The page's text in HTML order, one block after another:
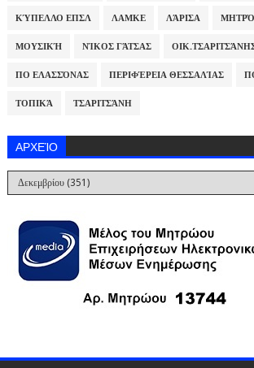
ΚΎΠΕΛΛΟ ΕΠΣΛ ΛΑΜΚΕ ΛΆΡΙΣΑ
ΜΟΥΣΙΚΉ ΝΊΚΟΣ ΓΆΤΣΑΣ
ΠΟ ΕΛΑΣΣΌΝΑΣ ΠΕΡΙΦΈΡΕΙΑ ΘΕΣΣΑΛΊΑΣ
ΤΟΠΙΚΆ ΤΣΑΡΙΤΣΆΝΗ
ΑΡΧΕΊΟ